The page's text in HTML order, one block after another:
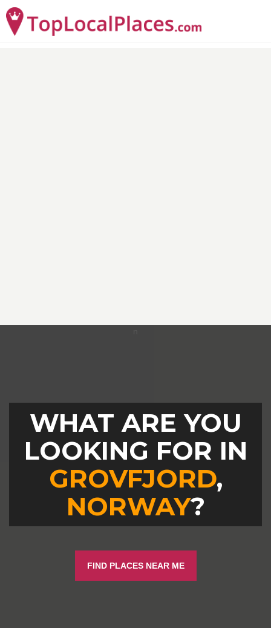
WHAT ARE YOU
LOOKING FOR IN
GROVFJORD,
NORWAY?
FIND PLACES NEAR ME